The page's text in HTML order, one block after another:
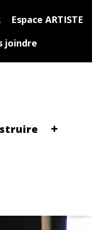
Espace ARTISTE
joindre